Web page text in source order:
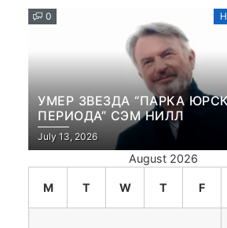
0
УМЕР ЗВЕЗДА “ПАРКА
ПЕРИОДА” СЭМ НИЛЛ
July 13, 2026
August 2026
M T W T F